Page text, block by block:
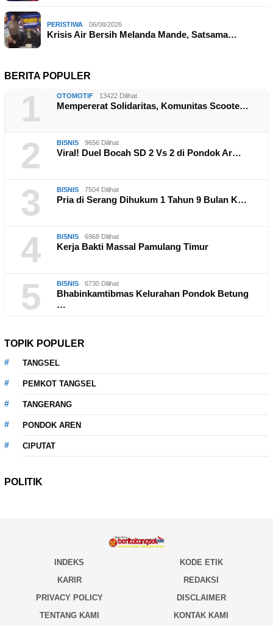
PERISTIWA 06/08/2026
Krisis Air Bersih Melanda Mande, Satsama…
BERITA POPULER
1 OTOMOTIF 13422 Dilihat
Mempererat Solidaritas, Komunitas Scoote…
2 BISNIS 9656 Dilihat
Viral! Duel Bocah SD 2 Vs 2 di Pondok Ar…
3 BISNIS 7504 Dilihat
Pria di Serang Dihukum 1 Tahun 9 Bulan K…
4 BISNIS 6968 Dilihat
Kerja Bakti Massal Pamulang Timur
5 BISNIS 6730 Dilihat
Bhabinkamtibmas Kelurahan Pondok Betung
…
TOPIK POPULER
TANGSEL
PEMKOT TANGSEL
TANGERANG
PONDOK AREN
CIPUTAT
POLITIK
INDEKS
KODE ETIK
KARIR
REDAKSI
PRIVACY POLICY
DISCLAIMER
TENTANG KAMI
KONTAK KAMI